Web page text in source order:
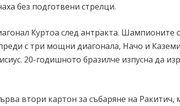
без подготвени стрелци.
Куртоа след антракта. Шампионите
с три мощни диагонала, Начо и
20-годишното бразилче изпусна да
втори картон за събаряне на Ракитич,